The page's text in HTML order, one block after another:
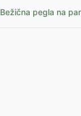
Bežična pegla na